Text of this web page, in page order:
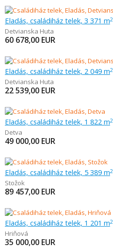
Eladás, családiház telek, 3 371 m2
Detvianska Huta
60 678,00 EUR
Eladás, családiház telek, 2 049 m2
Detvianska Huta
22 539,00 EUR
Eladás, családiház telek, 1 822 m2
Detva
49 000,00 EUR
Eladás, családiház telek, 5 389 m2
Stožok
89 457,00 EUR
Eladás, családiház telek, 1 201 m2
Hriňová
35 000,00 EUR